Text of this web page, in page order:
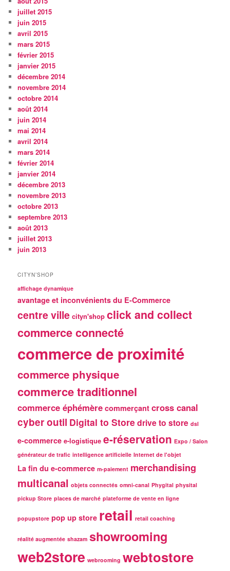
juillet 2015
juin 2015
avril 2015
mars 2015
février 2015
janvier 2015
décembre 2014
novembre 2014
octobre 2014
août 2014
juin 2014
mai 2014
avril 2014
mars 2014
février 2014
janvier 2014
décembre 2013
novembre 2013
octobre 2013
septembre 2013
août 2013
juillet 2013
juin 2013
CITYN’SHOP
affichage dynamique
avantage et inconvénients du E-Commerce
centre ville cityn'shop click and collect
commerce connecté
commerce de proximité
commerce physique
commerce traditionnel
commerce éphémère commerçant cross canal
cyber outil Digital to Storedrive to store dsl
e-commerce e-logistique e-réservation Expo / Salon
générateur de trafic intelligence artificielle Internet de l'objet
La fin du e-commerce m-paiement merchandising
multicanal objets connectés omni-canal Phygital physital
pickup Store places de marché plateforme de vente en ligne
popupstore pop up store retail retail coaching
réalité augmentée shazam showrooming
web2store webrooming webtostore